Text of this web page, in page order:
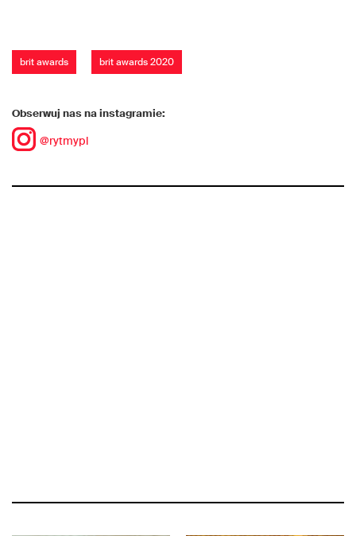
brit awards brit awards 2020
Obserwuj nas na instagramie:
@rytmypl